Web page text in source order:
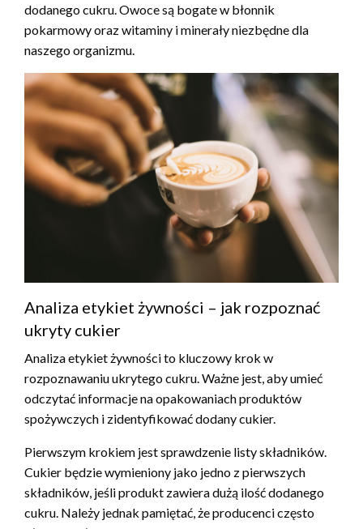
dodanego cukru. Owoce są bogate w błonnik
pokarmowy oraz witaminy i minerały niezbędne dla
naszego organizmu.
Analiza etykiet żywności – jak rozpoznać
ukryty cukier
Analiza etykiet żywności to kluczowy krok w
rozpoznawaniu ukrytego cukru. Ważne jest, aby umieć
odczytać informacje na opakowaniach produktów
spożywczych i zidentyfikować dodany cukier.
Pierwszym krokiem jest sprawdzenie listy składników.
Cukier będzie wymieniony jako jedno z pierwszych
składników, jeśli produkt zawiera dużą ilość dodanego
cukru. Należy jednak pamiętać, że producenci często